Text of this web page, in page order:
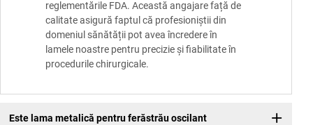
reglementările FDA. Această angajare față de
calitate asigură faptul că profesioniștii din
domeniul sănătății pot avea încredere în
lamele noastre pentru precizie și fiabilitate în
procedurile chirurgicale.
Este lama metalică pentru ferăstrău oscilant